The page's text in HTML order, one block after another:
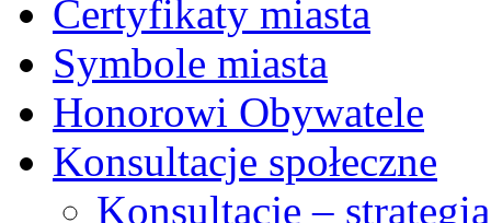
Certyfikaty miasta
Symbole miasta
Honorowi Obywatele
Konsultacje społeczne
Konsultacje –